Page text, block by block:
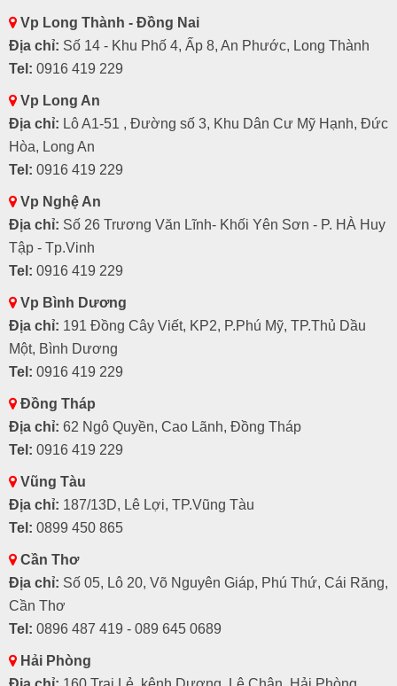
Vp Long Thành - Đồng Nai
Địa chỉ: Số 14 - Khu Phố 4, Ấp 8, An Phước, Long Thành
Tel: 0916 419 229
Vp Long An
Địa chỉ: Lô A1-51 , Đường số 3, Khu Dân Cư Mỹ Hạnh, Đức
Hòa, Long An
Tel: 0916 419 229
Vp Nghệ An
Địa chỉ: Số 26 Trương Văn Lĩnh- Khối Yên Sơn - P. HÀ Huy
Tập - Tp.Vinh
Tel: 0916 419 229
Vp Bình Dương
Địa chỉ: 191 Đồng Cây Viết, KP2, P.Phú Mỹ, TP.Thủ Dầu
Một, Bình Dương
Tel: 0916 419 229
Đồng Tháp
Địa chỉ: 62 Ngô Quyền, Cao Lãnh, Đồng Tháp
Tel: 0916 419 229
Vũng Tàu
Địa chỉ: 187/13D, Lê Lợi, TP.Vũng Tàu
Tel: 0899 450 865
Cần Thơ
Địa chỉ: Số 05, Lô 20, Võ Nguyên Giáp, Phú Thứ, Cái Răng,
Cần Thơ
Tel: 0896 487 419 - 089 645 0689
Hải Phòng